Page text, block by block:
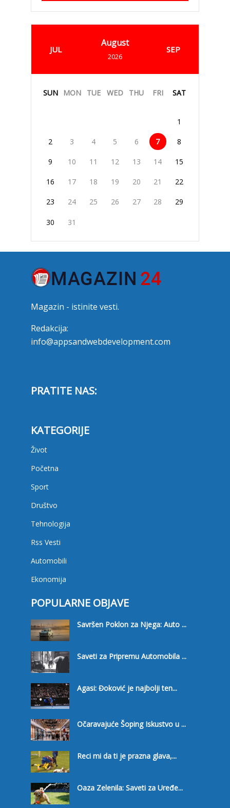
JUL
August
2026
SEP
SUN MON TUE WED THU FRI SAT
1
2 3 4 5 6 7 8
9 10 11 12 13 14 15
16 17 18 19 20 21 22
23 24 25 26 27 28 29
30 31
Magazin - istinite vesti.
Redakcija:
info@appsandwebdevelopment.com
PRATITE NAS:
KATEGORIJE
Život
Početna
Sport
Društvo
Tehnologija
Rss Vesti
Automobili
Ekonomija
POPULARNE OBJAVE
Savršen Poklon za Njega: Auto ...
Saveti za Pripremu Automobila ...
Agasi: Đoković je najbolji ten...
Očaravajuće Šoping Iskustvo u ...
Reci mi da ti je prazna glava,...
Oaza Zelenila: Saveti za Uređe...